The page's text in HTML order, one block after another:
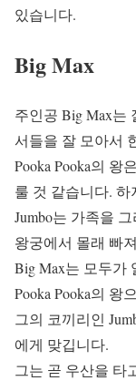
있습니다.
Big Max
주인공 Big Max는
서들을 잘 모아서
Pooka Pooka의 왕
룰 것 같습니다.
Jumbo는 가족을
왕궁에서 몰래 빠
Big Max는 모두가
Pooka Pooka의 왕
그의 코끼리인
에게 맞깁니다.
그는 곧 우산을 타